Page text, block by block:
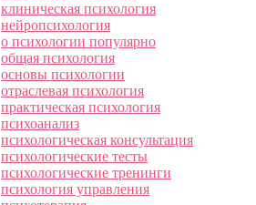
клиническая психология
нейропсихология
о психологии популярно
общая психология
основы психологии
отраслевая психология
практическая психология
психоанализ
психологическая консультация
психологические тесты
психологические тренинги
психология управления